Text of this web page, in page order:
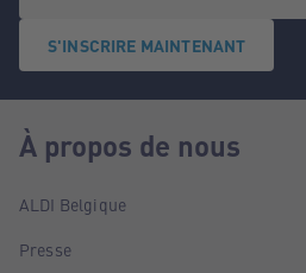
S'INSCRIRE MAINTENANT
À propos de nous
ALDI Belgique
Presse